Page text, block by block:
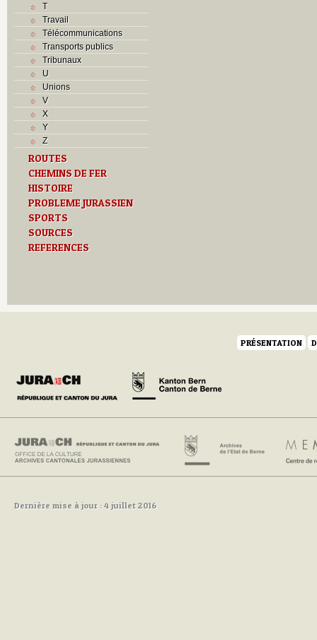
T
Travail
Télécommunications
Transports publics
Tribunaux
U
Unions
V
X
Y
Z
ROUTES
CHEMINS DE FER
HISTOIRE
PROBLEME JURASSIEN
SPORTS
SOURCES
REFERENCES
PRÉSENTATION
Dernière mise à jour : 4 juillet 2016